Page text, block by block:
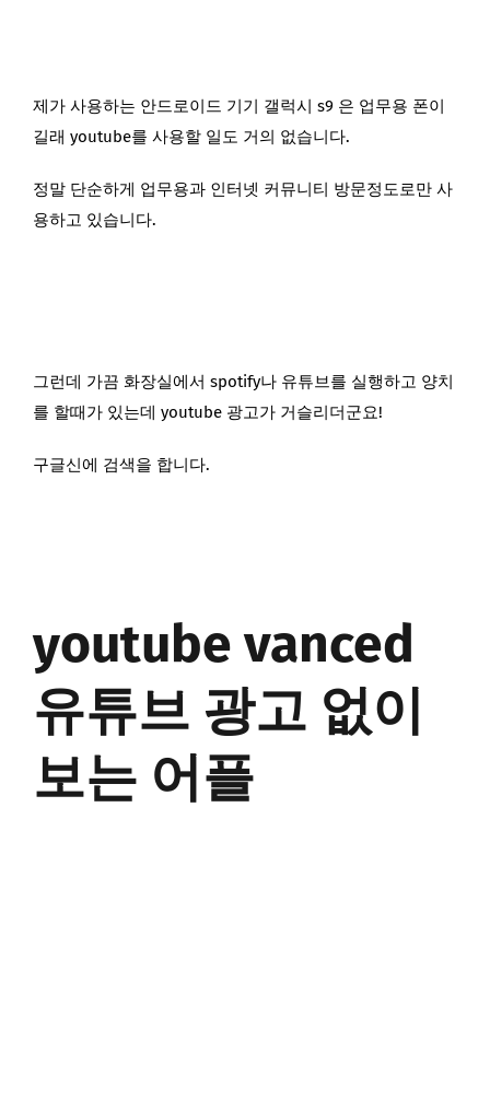
제가 사용하는 안드로이드 기기 갤럭시 s9 은 업무용 폰이
길래 youtube를 사용할 일도 거의 없습니다.
정말 단순하게 업무용과 인터넷 커뮤니티 방문정도로만 사
용하고 있습니다.
그런데 가끔 화장실에서 spotify나 유튜브를 실행하고 양치
를 할때가 있는데 youtube 광고가 거슬리더군요!
구글신에 검색을 합니다.
youtube vanced
유튜브 광고 없이
보는 어플